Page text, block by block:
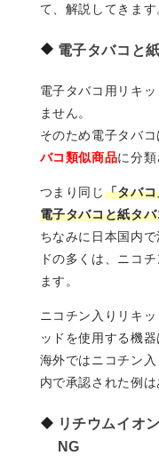
て、解説してきます
電子タバコと
電子タバコ用リキ
ません。
そのため電子タバ
バコ類似商品に分類
つまり同じ「タバ
電子タバコと紙タ
ちなみに日本国内
ドの多くは、ニコ
ます。
ニコチン入りリキ
ッドを使用する機
海外ではニコチン
内で承認された例
リチウムイオ
NG